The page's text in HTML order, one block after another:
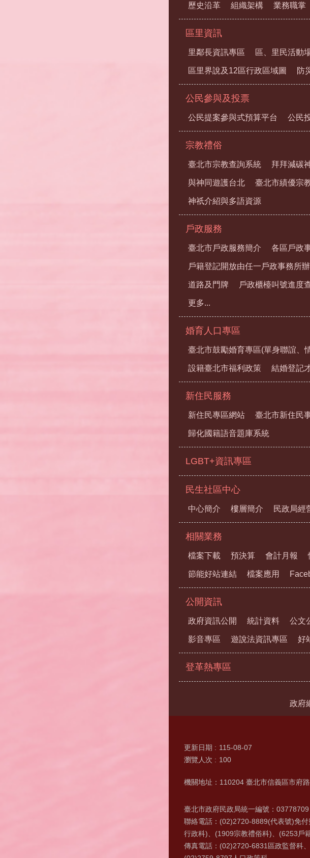
歷史沿革 組織架構 業務職掌
區里資訊
里鄰長資訊專區 區、里民活動
區里界說及12區行政區域圖 防
公民參與及投票
公民提案參與式預算平台 公民
宗教禮俗
臺北市宗教查詢系統 拜拜減碳
與神同遊護台北 臺北市績優宗
神祇介紹與多語資源
戶政服務
臺北市戶政服務簡介 各區戶政
戶籍登記開放由任一戶政事務所
道路及門牌 戶政櫃檯叫號進度
更多...
婚育人口專區
臺北市鼓勵婚育專區(單身聯誼、
設籍臺北市福利政策 結婚登記
新住民服務
新住民專區網站 臺北市新住民
歸化國籍語音題庫系統
LGBT+資訊專區
民生社區中心
中心簡介 樓層簡介 民政局經
相關業務
檔案下載 預決算 會計月報
節能好站連結 檔案應用
公開資訊
政府資訊公開 統計資料 公文
影音專區 遊說法資訊專區 好
登革熱專區
政府
更新日期
115-08-07
瀏覽人次
100
機關地址：110204 臺北市信義區市府
臺北市政府民政局統一編號：03778709
聯絡電話：(02)2720-8889(代表號)免
行政科)、(1909宗教禮俗科)、(6253戶
傳真電話：(02)2720-6831區政監督科